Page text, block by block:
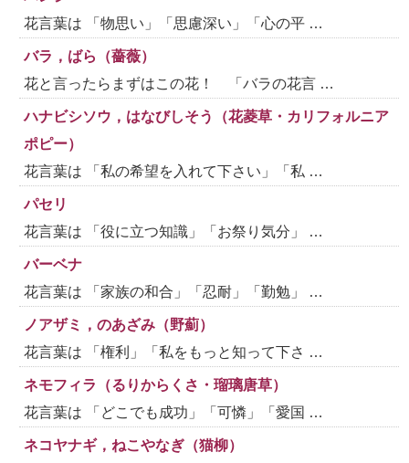
花言葉は 「物思い」「思慮深い」「心の平 …
バラ，ばら（薔薇）
花と言ったらまずはこの花！ 「バラの花言 …
ハナビシソウ，はなびしそう（花菱草・カリフォルニア
ポピー）
花言葉は 「私の希望を入れて下さい」「私 …
パセリ
花言葉は 「役に立つ知識」「お祭り気分」 …
バーベナ
花言葉は 「家族の和合」「忍耐」「勤勉」 …
ノアザミ，のあざみ（野薊）
花言葉は 「権利」「私をもっと知って下さ …
ネモフィラ（るりからくさ・瑠璃唐草）
花言葉は 「どこでも成功」「可憐」「愛国 …
ネコヤナギ，ねこやなぎ（猫柳）